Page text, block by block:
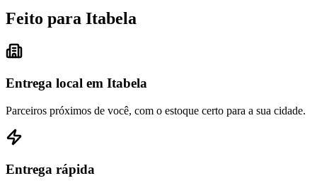
Feito para Itabela
Entrega local em Itabela
Parceiros próximos de você, com o estoque certo para a sua cidade.
Entrega rápida